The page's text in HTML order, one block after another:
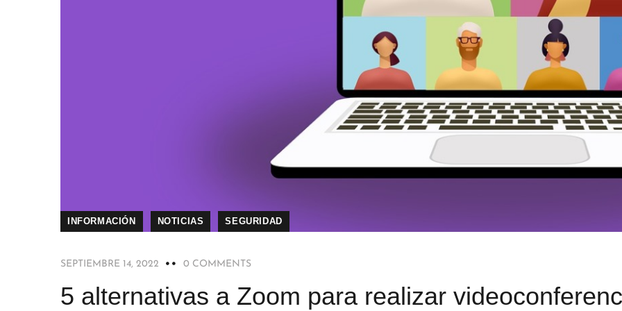
INFORMACIÓN NOTICIAS SEGURIDAD
SEPTIEMBRE 14, 2022 0 COMMENTS
5 alternativas a Zoom para realizar